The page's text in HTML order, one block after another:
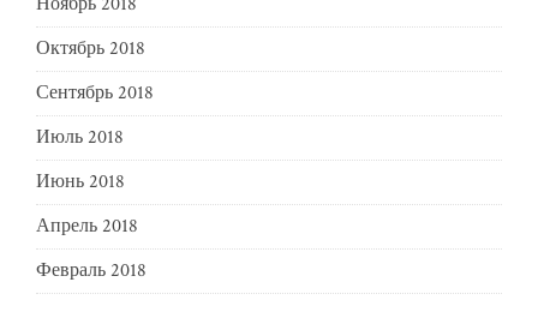
Октябрь 2018
Сентябрь 2018
Июль 2018
Июнь 2018
Апрель 2018
Февраль 2018